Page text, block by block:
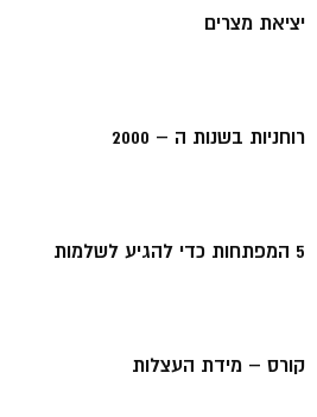
יציאת מצרים
רוחניות בשנות ה – 2000
5 המפתחות כדי להגיע לשלמות
קורס – מידת העצלות